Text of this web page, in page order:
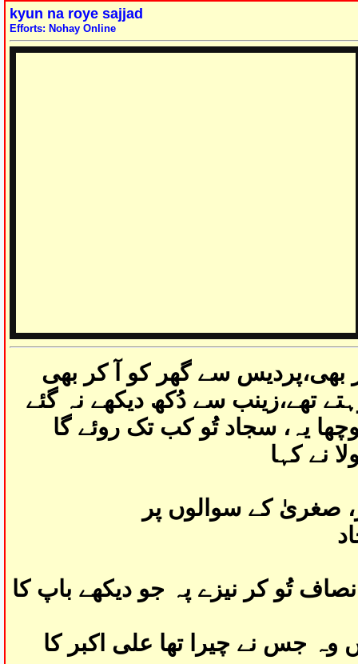
kyun na roye sajjad
Efforts: Nohay Online
بھی،پردیس سے گھر کو آ کر بھی
تھے،زینب سے دُکھ دیکھے نہ گئے
یہ، سجاد تُو کب تک روئے گا
نے کہا
صغریٰ کے سوالوں پر
تُو کر نیزے پہ جو دیکھے باپ کا
جس نے چیرا تھا علی اکبر کا